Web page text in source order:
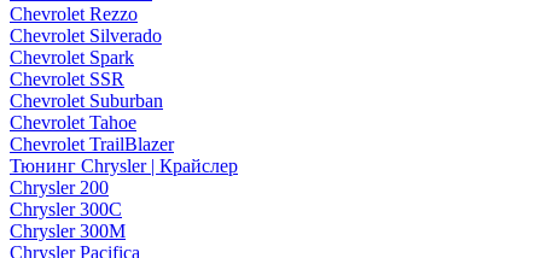
Chevrolet Rezzo
Chevrolet Silverado
Chevrolet Spark
Chevrolet SSR
Chevrolet Suburban
Chevrolet Tahoe
Chevrolet TrailBlazer
Тюнинг Chrysler | Крайслер
Chrysler 200
Chrysler 300C
Chrysler 300M
Chrysler Pacifica